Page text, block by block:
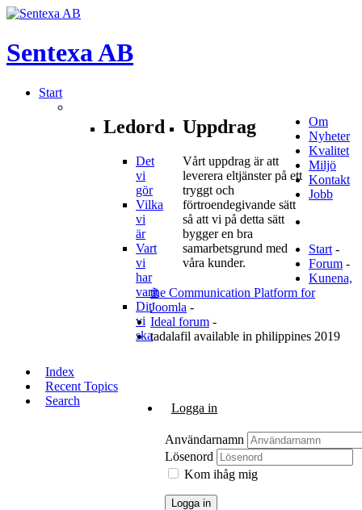
SentexaAB
Start
Ledord
Det
vi
gör
Vilka
vi
är
Vart
vi
har
varit
Dit
vi
ska
Uppdrag
Vårt uppdrag är att
leverera eltjänster på ett
tryggt och
förtroendegivande sätt
så att vi på detta sätt
bygger en bra
samarbetsgrund med
våra kunder.
Om
Nyheter
Kvalitet
Miljö
Kontakt
Jobb
Start -
Forum -
Kunena,
the Communication Platform for
Joomla -
Ideal forum -
tadalafil available in philippines 2019
Index
Recent Topics
Search
Logga in
Användarnamn
Lösenord
Kom ihåg mig
Logga in